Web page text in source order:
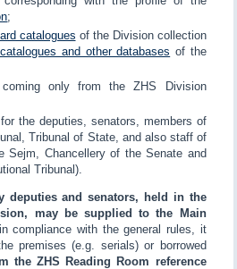
;
catalogues of the Division collection
and other databases of the
only from the ZHS Division
the deputies, senators, members of
Tribunal of State, and also staff of
Sejm, Chancellery of the Senate and
Tribunal).
deputies and senators, held in the
may be supplied to the Main
in compliance with the general rules, it
premises (e.g. serials) or borrowed
the ZHS Reading Room reference